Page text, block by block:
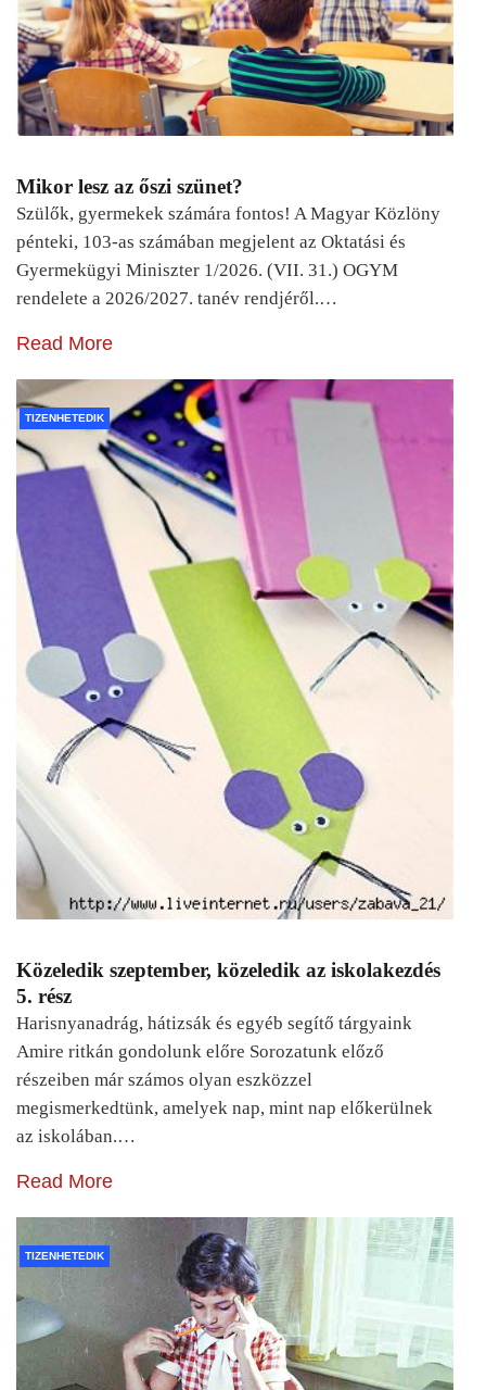
Mikor lesz az őszi szünet?
Szülők, gyermekek számára fontos! A Magyar Közlöny
pénteki, 103-as számában megjelent az Oktatási és
Gyermekügyi Miniszter 1/2026. (VII. 31.) OGYM
rendelete a 2026/2027. tanév rendjéről.…
Read More
TIZENHETEDIK
Közeledik szeptember, közeledik az iskolakezdés
5. rész
Harisnyanadrág, hátizsák és egyéb segítő tárgyaink
Amire ritkán gondolunk előre Sorozatunk előző
részeiben már számos olyan eszközzel
megismerkedtünk, amelyek nap, mint nap előkerülnek
az iskolában.…
Read More
TIZENHETEDIK